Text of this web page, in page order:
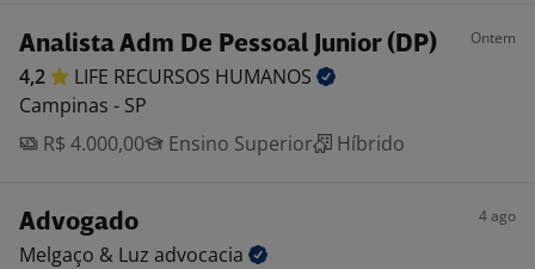
Analista Adm De Pessoal Junior (DP) Ontem
4,2 LIFE RECURSOS HUMANOS
Campinas - SP
R$ 4.000,00
Ensino Superior Híbrido
Advogado 4 ago
Melgaço & Luz advocacia